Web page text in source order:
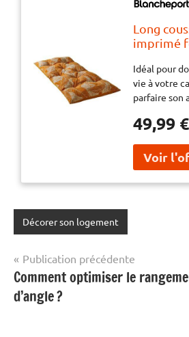
Long
imprimé
donner
à votre
parfaire
! Ce long
imprimé
s'invite
unis
Idéal pour
vie à votre
parfaire son
coussin
assortis à
site !
49,99 €
Décorer son logement
Navigation
de
l’article
Publication précédente
Comment optimiser le
d’angle ?